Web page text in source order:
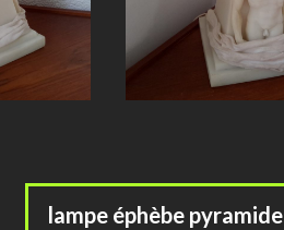
lampe éphèbe pyramide